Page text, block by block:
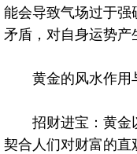
能会导致气场过于
矛盾，对自身运势产
黄金的风水作用
招财进宝：黄金
契合人们对财富的